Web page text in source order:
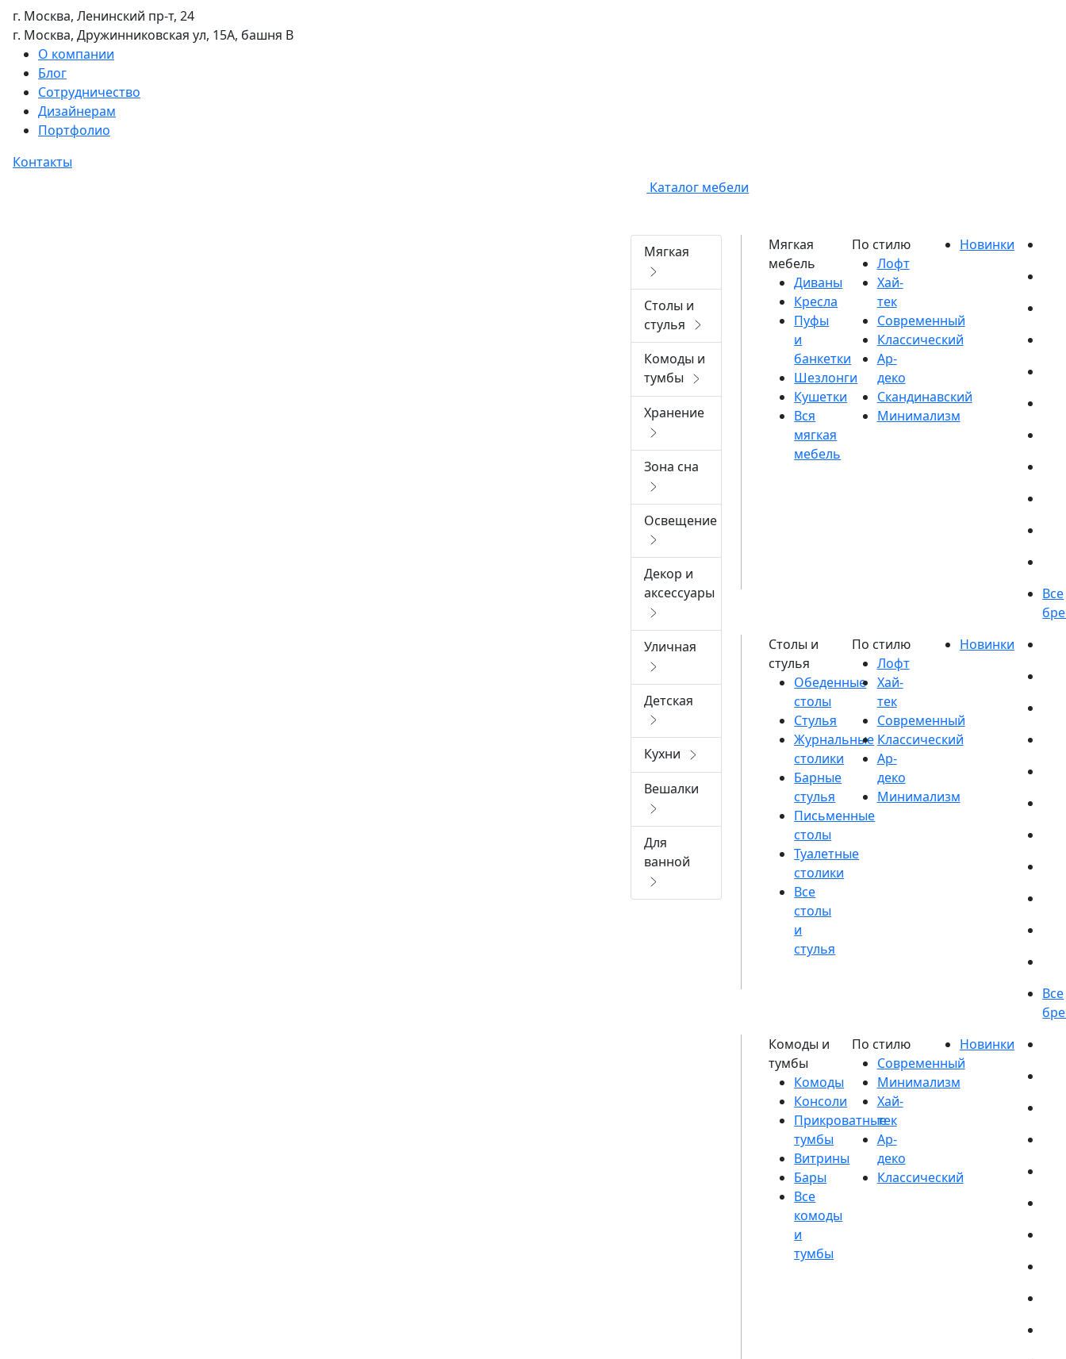
г. Москва, Ленинский пр-т, 24
г. Москва, Дружинниковская ул, 15А, башня В
О компании
Блог
Сотрудничество
Дизайнерам
Портфолио
Контакты
Каталог мебели
Мягкая
Столы и
стулья
Комоды и
тумбы
Хранение
Зона сна
Освещение
Декор и
аксессуары
Уличная
Детская
Кухни
Вешалки
Для
ванной
Диваны
Кресла
Пуфы
и
банкетки
Шезлонги
Кушетки
Обеденные
столы
Стулья
Журнальные
столики
Барные
стулья
Письменные
столы
Туалетные
столики
Комоды
Консоли
Прикроватные
тумбы
Витрины
Бары